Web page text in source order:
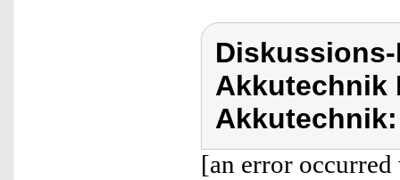
Akkutechnik
Akkutechnik:
[an error